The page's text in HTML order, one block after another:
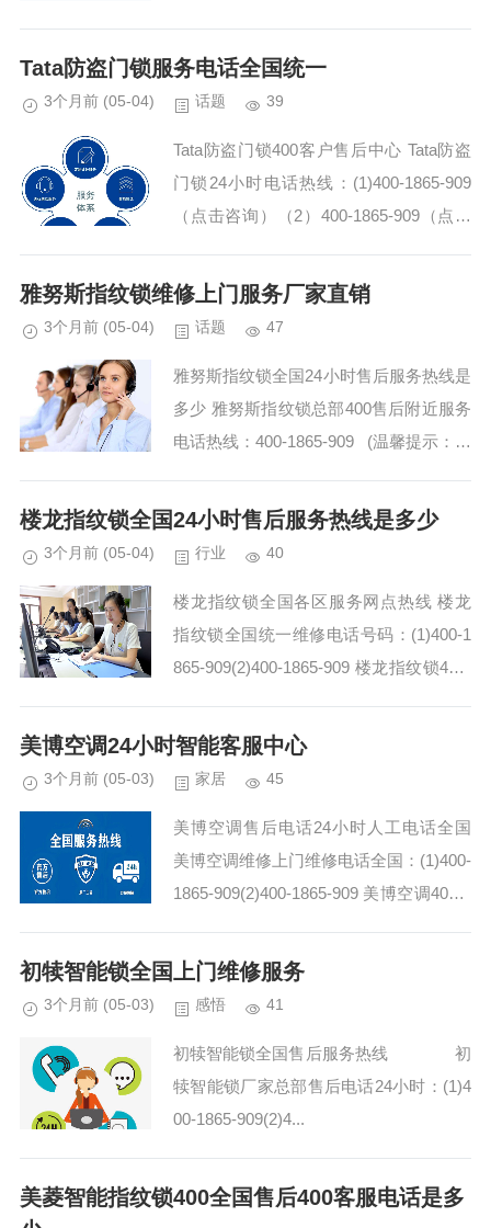
Tata防盗门锁服务电话全国统一
3个月前 (05-04) 话题 39
Tata防盗门锁400客户售后中心 Tata防盗
门锁24小时电话热线：(1)400-1865-909
（点击咨询）（2）400-1865-909（点击
售后...
雅努斯指纹锁维修上门服务厂家直销
3个月前 (05-04) 话题 47
雅努斯指纹锁全国24小时售后服务热线是
多少 雅努斯指纹锁总部400售后附近服务
电话热线：400-1865-909 (温馨提示：即
热线电话...
楼龙指纹锁全国24小时售后服务热线是多少
3个月前 (05-04) 行业 40
楼龙指纹锁全国各区服务网点热线 楼龙
指纹锁全国统一维修电话号码：(1)400-1
865-909(2)400-1865-909 楼龙指纹锁400-
让我印象深刻...
美博空调24小时智能客服中心
3个月前 (05-03) 家居 45
美博空调售后电话24小时人工电话全国
美博空调维修上门维修电话全国：(1)400-
1865-909(2)400-1865-909 美博空调400-1
修过程中少...
初犊智能锁全国上门维修服务
3个月前 (05-03) 感悟 41
初犊智能锁全国售后服务热线 初
犊智能锁厂家总部售后电话24小时：(1)4
00-1865-909(2)4...
美菱智能指纹锁400全国售后400客服电话是多